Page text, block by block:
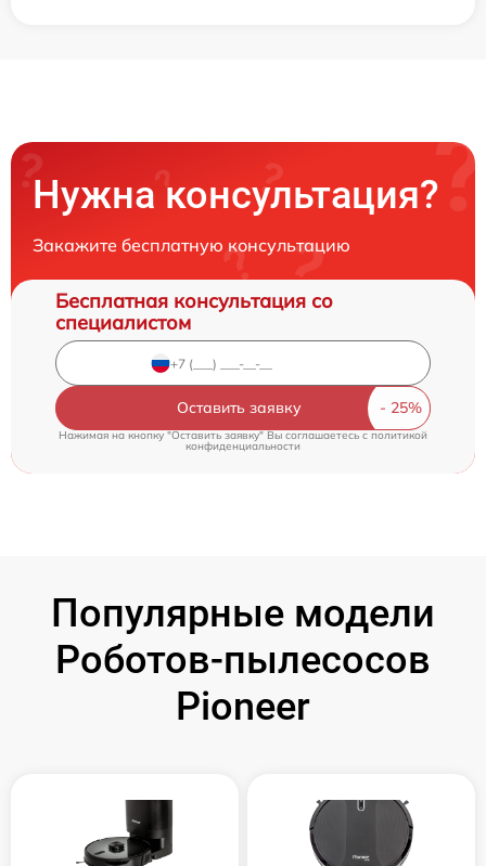
Нужна консультация?
Закажите бесплатную консультацию
Бесплатная консультация со
специалистом
Оставить заявку
Нажимая на кнопку "Оставить заявку" Вы соглашаетесь c политикой
конфиденциальности
Популярные модели
Роботов-пылесосов
Pioneer